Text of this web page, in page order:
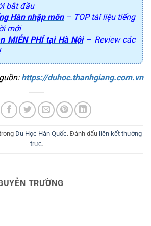
bắt đầu
Hàn nhập môn– TOP tài liệu tiếng
mới
MIỄN PHÍ tại Hà Nội– Review các
https://duhoc.thanhgiang.com.vn
Du Học Hàn Quốc. Đánh dấu liên kết thường
trực.
TRƯỜNG